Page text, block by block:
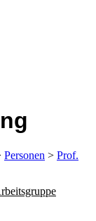
Personen > Prof.